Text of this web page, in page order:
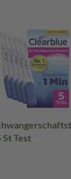
St Test